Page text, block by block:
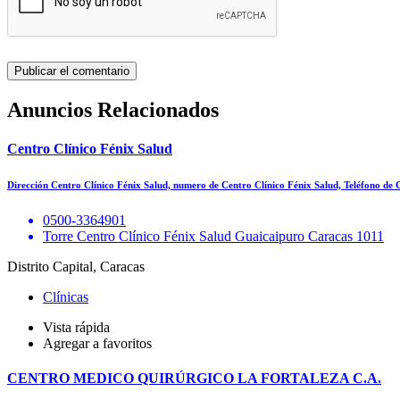
Anuncios Relacionados
Centro Clínico Fénix Salud
Dirección Centro Clínico Fénix Salud, numero de Centro Clínico Fénix Salud, Teléfono
0500-3364901
Torre Centro Clínico Fénix Salud Guaicaipuro Caracas 1011
Distrito Capital, Caracas
Clínicas
Vista rápida
Agregar a favoritos
CENTRO MEDICO QUIRÚRGICO LA FORTALEZA C.A.